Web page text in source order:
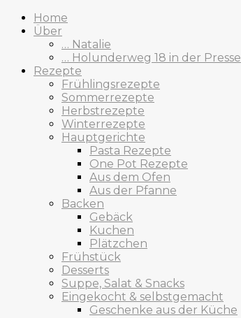
Home
Über
… Natalie
… Holunderweg 18 in der Presse
Rezepte
Frühlingsrezepte
Sommerrezepte
Herbstrezepte
Winterrezepte
Hauptgerichte
Pasta Rezepte
One Pot Rezepte
Aus dem Ofen
Aus der Pfanne
Backen
Gebäck
Kuchen
Plätzchen
Frühstück
Desserts
Suppe, Salat & Snacks
Eingekocht & selbstgemacht
Geschenke aus der Küche